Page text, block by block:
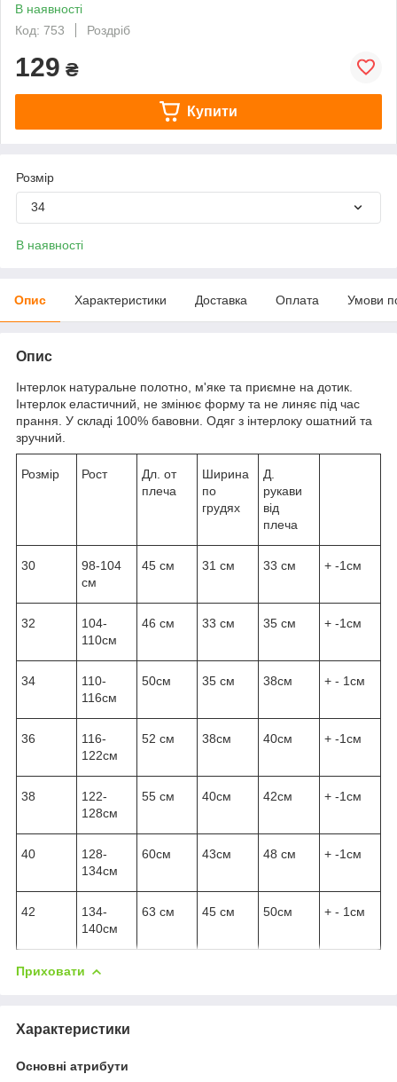
В наявності
Код: 753
Роздріб
129 ₴
Купити
Розмір
34
В наявності
Опис Характеристики Доставка Оплата Умови
Опис
Інтерлок натуральне полотно, м'яке та приємне на дотик.
Інтерлок еластичний, не змінює форму та не линяє під час
прання. У складі 100% бавовни. Одяг з інтерлоку ошатний та
зручний.
Розмір Рост
Дл. от
плеча
Ширина
по
грудях
Д.
рукави
від
плеча
30
98-104
см
45 см 31 см 33 см + -1см
32
104-
110см
46 см 33 см 35 см + -1см
34
110-
116см
50см 35 см 38см + - 1см
36
116-
122см
52 см 38см 40см + -1см
38
122-
128см
55 см 40см 42см + -1см
40
128-
134см
60см 43см 48 см + -1см
42
134-
140см
63 см 45 см 50см + - 1см
Приховати
Характеристики
Основні атрибути